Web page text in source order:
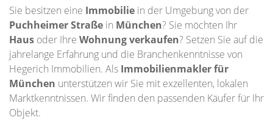
Sie besitzen eine Immobilie in der Umgebung von der
Puchheimer Straße in München? Sie möchten Ihr
Haus oder Ihre Wohnungverkaufen? Setzen Sie auf die
jahrelange Erfahrung und die Branchenkenntnisse von
Hegerich Immobilien. Als Immobilienmakler für
München unterstützen wir Sie mit exzellenten, lokalen
Marktkenntnissen. Wir finden den passenden Käufer für Ihr
Objekt.